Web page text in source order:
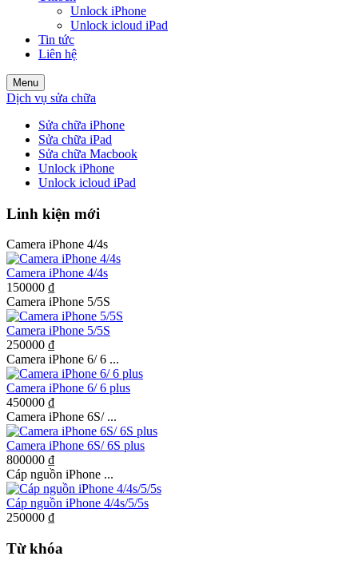
Unlock iPhone
Unlock icloud iPad
Tin tức
Liên hệ
Menu
Dịch vụ sửa chữa
Sửa chữa iPhone
Sửa chữa iPad
Sửa chữa Macbook
Unlock iPhone
Unlock icloud iPad
Linh kiện mới
Camera iPhone 4/4s
Camera iPhone 4/4s
150000 ₫
Camera iPhone 5/5S
Camera iPhone 5/5S
250000 ₫
Camera iPhone 6/ 6 ...
Camera iPhone 6/ 6 plus
450000 ₫
Camera iPhone 6S/ ...
Camera iPhone 6S/ 6S plus
800000 ₫
Cáp nguồn iPhone ...
Cáp nguồn iPhone 4/4s/5/5s
250000 ₫
Từ khóa